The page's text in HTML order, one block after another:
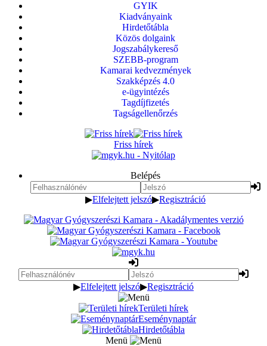
GYIK
Kiadványaink
Hirdetőtábla
Közös dolgaink
Jogszabálykereső
SZEBB-program
Kamarai kedvezmények
Szakképzés 4.0
e-ügyintézés
Tagdíjfizetés
Tagságellenőrzés
Friss hírek
Belépés
▶Elfelejtett jelszó▶Regisztráció
▶Elfelejtett jelszó▶Regisztráció
Területi hírek
Eseménynaptár
Hirdetőtábla
Menü